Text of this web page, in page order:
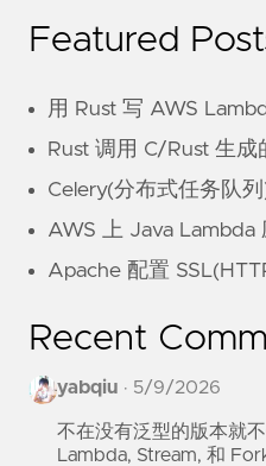
Featured
用 Rust 写 AWS
Rust 调用 C/Rust 生成
Celery(分布式任务队
AWS 上 Java Lambda
Apache 配置
Recent
yabqiu · 5/9/2026
不在没有泛型的版本就
Lambda, Stream, 和